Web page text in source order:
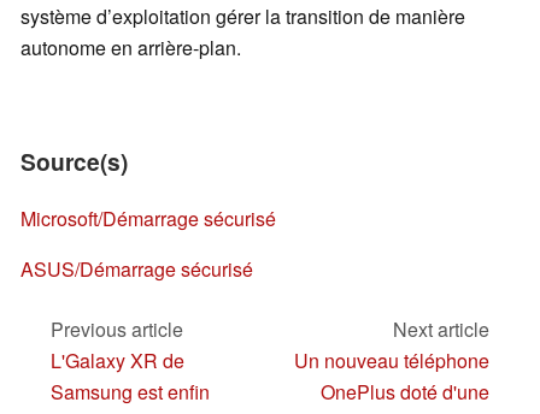
système d’exploitation gérer la transition de manière
autonome en arrière-plan.
Source(s)
Microsoft/Démarrage sécurisé
ASUS/Démarrage sécurisé
Previous article
L'Galaxy XR de
Samsung est enfin
Next article
Un nouveau téléphone
OnePlus doté d'une